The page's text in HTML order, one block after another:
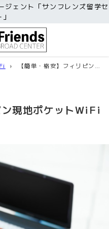
ジェント「サンフレンズ留学セ
【簡単・格安】フィリピン現
ン現地ポケットWiFi